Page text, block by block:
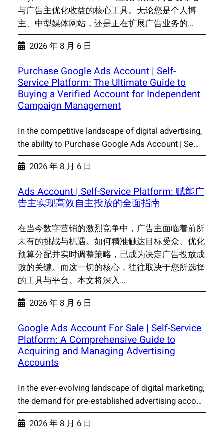
与广告主优化收益的核心工具。无论您是个人博
主、中型媒体网站，还是正在扩展广告业务的…
2026 年 8 月 6 日
Purchase Google Ads Account | Self-
Service Platform: The Ultimate Guide to
Buying a Verified Account for Independent
Campaign Management
In the competitive landscape of digital advertising,
the ability to Purchase Google Ads Account | Se…
2026 年 8 月 6 日
Ads Account | Self-Service Platform: 赋能广
告主实现高效自主投放的全面指南
在当今数字营销的激烈竞争中，广告主面临着前所
未有的挑战与机遇。如何精准触达目标受众、优化
预算分配并实时调整策略，已成为决定广告投放成
败的关键。而这一切的核心，往往取决于您所选择
的工具与平台。本文将深入…
2026 年 8 月 6 日
Google Ads Account For Sale | Self-Service
Platform: A Comprehensive Guide to
Acquiring and Managing Advertising
Accounts
In the ever-evolving landscape of digital marketing,
the demand for pre-established advertising acco…
2026 年 8 月 6 日